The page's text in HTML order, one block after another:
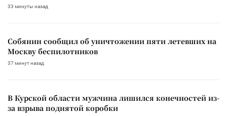
33 минуты назад
Собянин сообщил об уничтожении пяти летевших на
Москву беспилотников
37 минут назад
В Курской области мужчина лишился конечностей из-
за взрыва поднятой коробки